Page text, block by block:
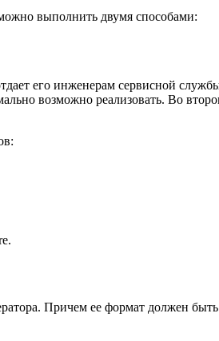
выполнить двумя способами:
его инженерам сервисной
возможно реализовать. Во
Причем ее формат должен